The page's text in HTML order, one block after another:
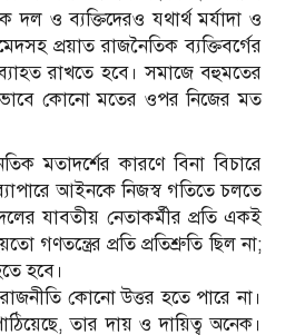
ও ব্যক্তিদেরও যথার্থ মর্যাদা ও
প্রয়াত রাজনৈতিক ব্যক্তিবর্গের
রাখতে হবে। সমাজে বহুমতের
কোনো মতের ওপর নিজের মত
মতাদর্শের কারণে বিনা বিচারে
আইনকে নিজস্ব গতিতে চলতে
যাবতীয় নেতাকর্মীর প্রতি একই
গণতন্ত্রের প্রতি প্রতিশ্রুতি ছিল না;
হবে।
কোনো উত্তর হতে পারে না।
তার দায় ও দায়িত্ব অনেক।